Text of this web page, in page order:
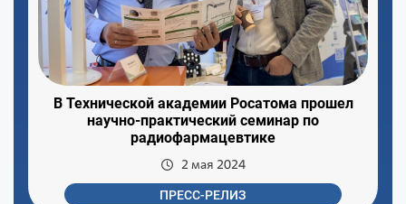
В Технической академии Росатома прошел
научно-практический семинар по
радиофармацевтике
2 мая 2024
ПРЕСС-РЕЛИЗ